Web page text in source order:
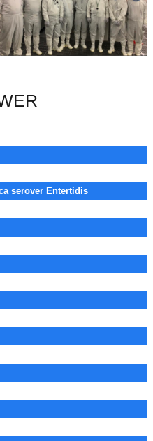
serover Entertidis